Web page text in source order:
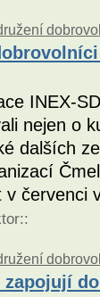
INEX-
nejen o
dalších
červenci
::